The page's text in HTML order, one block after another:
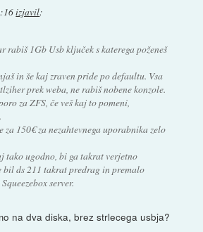
izjavil:
rabiš 1Gb Usb ključek s katerega poženeš
in še kaj zraven pride po defaultu. Vsa
prek weba, ne rabiš nobene konzole.
za ZFS, če veš kaj to pomeni,
za 150€ za nezahtevnega uporabnika zelo
tako ugodno, bi ga takrat verjetno
ds 211 takrat predrag in premalo
server.
na dva diska, brez strlecega usbja?